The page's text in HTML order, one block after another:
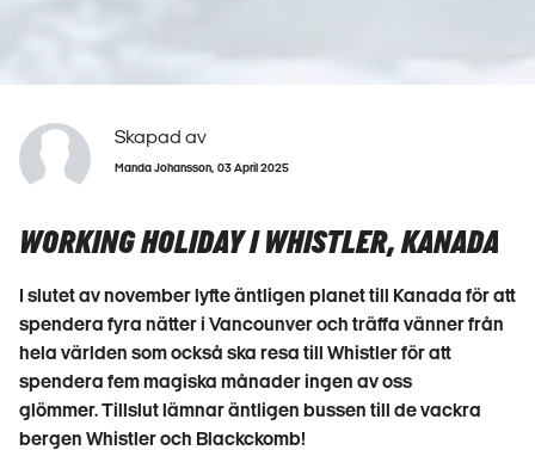
Skapad av
Manda Johansson 03 April 2025
WORKING HOLIDAY I WHISTLER, KANADA
I slutet av november lyfte äntligen planet till Kanada för att
spendera fyra nätter i Vancounver och träffa vänner från
hela världen som också ska resa till Whistler för att
spendera fem magiska månader ingen av oss
glömmer.Tillslut lämnar äntligen bussen till de vackra
bergen Whistler och Blackckomb!